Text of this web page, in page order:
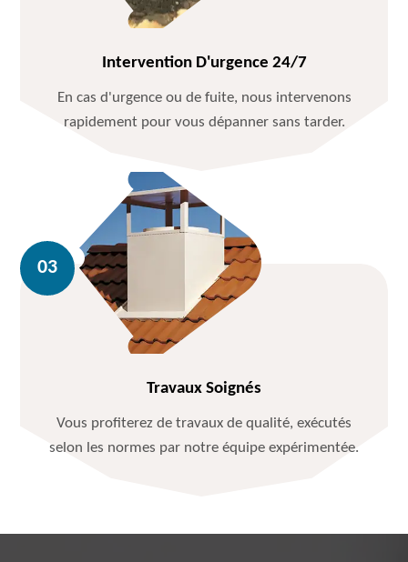
Intervention D'urgence 24/7
En cas d'urgence ou de fuite, nous intervenons
rapidement pour vous dépanner sans tarder.
Travaux Soignés
Vous profiterez de travaux de qualité, exécutés
selon les normes par notre équipe expérimentée.